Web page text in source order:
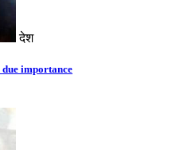
देश
importance